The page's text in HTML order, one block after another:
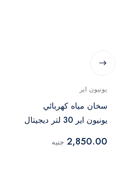
يونيون اير
سخان مياه كهربائي
يونيون اير 30 لتر ديجيتال
P-3
2,850.00 جنيه